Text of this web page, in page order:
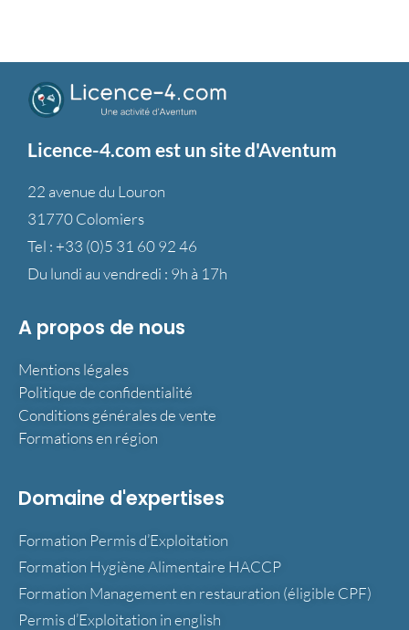
Licence-4.com est un site d'Aventum
22 avenue du Louron
31770 Colomiers
Tel : +33 (0)5 31 60 92 46
Du lundi au vendredi : 9h à 17h
A propos de nous
Mentions légales
Politique de confidentialité
Conditions générales de vente
Formations en région
Domaine d'expertises
Formation Permis d’Exploitation
Formation Hygiène Alimentaire HACCP
Formation Management en restauration (éligible CPF)
Permis d’Exploitation in english